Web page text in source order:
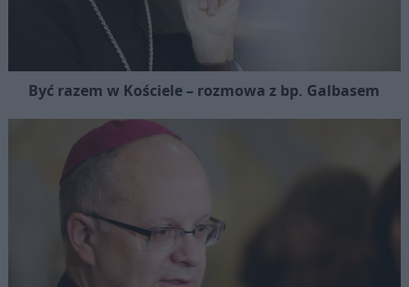
Być razem w Kościele – rozmowa z bp. Galbasem